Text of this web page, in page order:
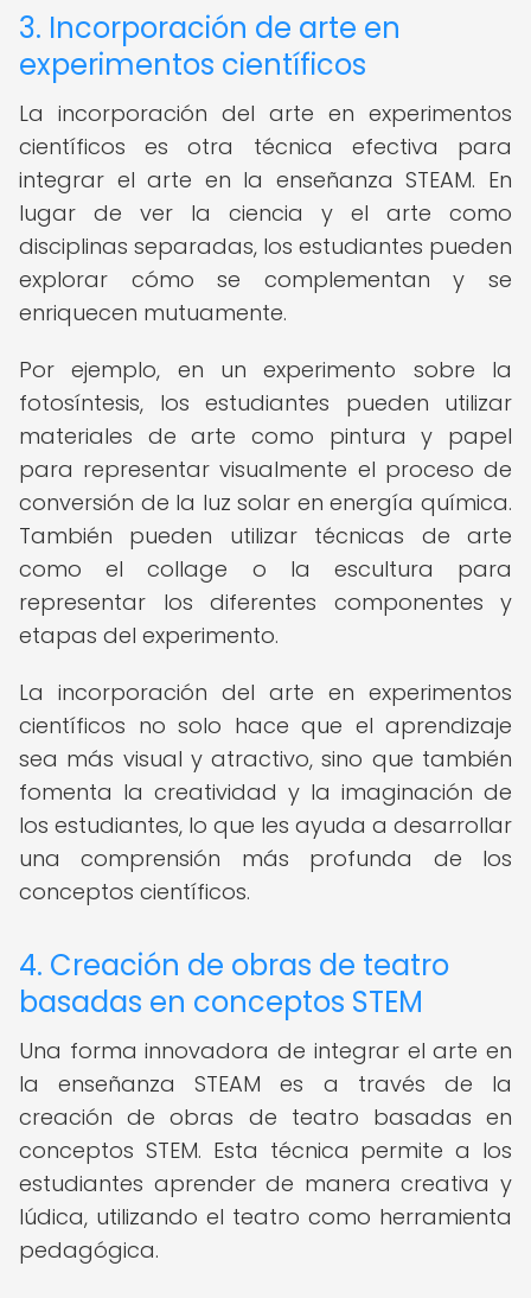
3. Incorporación de arte en
experimentos científicos
La incorporación del arte en experimentos
científicos es otra técnica efectiva para
integrar el arte en la enseñanza STEAM. En
lugar de ver la ciencia y el arte como
disciplinas separadas, los estudiantes pueden
explorar cómo se complementan y se
enriquecen mutuamente.
Por ejemplo, en un experimento sobre la
fotosíntesis, los estudiantes pueden utilizar
materiales de arte como pintura y papel
para representar visualmente el proceso de
conversión de la luz solar en energía química.
También pueden utilizar técnicas de arte
como el collage o la escultura para
representar los diferentes componentes y
etapas del experimento.
La incorporación del arte en experimentos
científicos no solo hace que el aprendizaje
sea más visual y atractivo, sino que también
fomenta la creatividad y la imaginación de
los estudiantes, lo que les ayuda a desarrollar
una comprensión más profunda de los
conceptos científicos.
4. Creación de obras de teatro
basadas en conceptos STEM
Una forma innovadora de integrar el arte en
la enseñanza STEAM es a través de la
creación de obras de teatro basadas en
conceptos STEM. Esta técnica permite a los
estudiantes aprender de manera creativa y
lúdica, utilizando el teatro como herramienta
pedagógica.